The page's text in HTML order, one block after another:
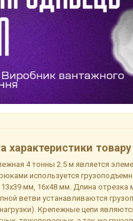
характеристики товару
4 тонны 2.5 м является
используется
13х39 мм, 16х48 мм. Длина
ветви устанавливаются
Крепежные цепи